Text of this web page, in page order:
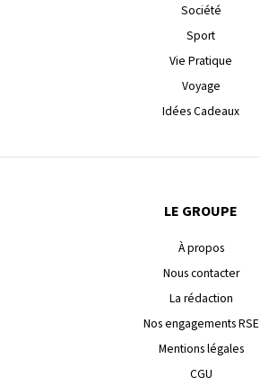
Société
Sport
Vie Pratique
Voyage
Idées Cadeaux
LE GROUPE
À propos
Nous contacter
La rédaction
Nos engagements RSE
Mentions légales
CGU